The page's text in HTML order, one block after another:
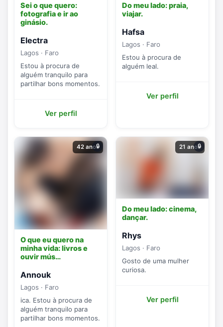
Sei o que quero:
fotografia e ir ao
ginásio.
Electra
Lagos · Faro
Estou à procura de
alguém tranquilo para
partilhar bons momentos.
Ver perfil
Do meu lado: praia,
viajar.
Hafsa
Lagos · Faro
Estou à procura de
alguém leal.
Ver perfil
42 anos
🔒
O que eu quero na
minha vida: livros e
ouvir mús…
Annouk
Lagos · Faro
ica. Estou à procura de
alguém tranquilo para
partilhar bons momentos.
21 anos
🔒
Do meu lado: cinema,
dançar.
Rhys
Lagos · Faro
Gosto de uma mulher
curiosa.
Ver perfil